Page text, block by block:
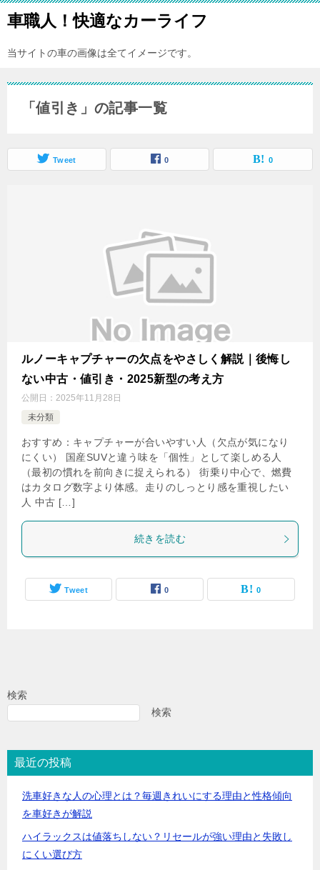
車職人！快適なカーライフ
当サイトの車の画像は全てイメージです。
「値引き」の記事一覧
Tweet 0 0
ルノーキャプチャーの欠点をやさしく解説｜後悔し
ない中古・値引き・2025新型の考え方
公開日： 2025年11月28日
未分類
おすすめ：キャプチャーが合いやすい人（欠点が気になり
にくい） 国産SUVと違う味を「個性」として楽しめる人
（最初の慣れを前向きに捉えられる） 街乗り中心で、燃費
はカタログ数字より体感。走りのしっとり感を重視したい
人 中古 […]
続きを読む
Tweet 0 0
検索
検索
最近の投稿
洗車好きな人の心理とは？毎週きれいにする理由と性格傾向
を車好きが解説
ハイラックスは値落ちしない？リセールが強い理由と失敗し
にくい選び方